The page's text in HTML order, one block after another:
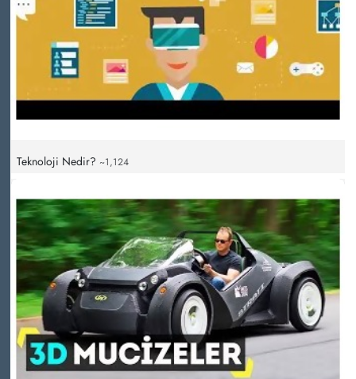
Teknoloji Nedir? ~1,124